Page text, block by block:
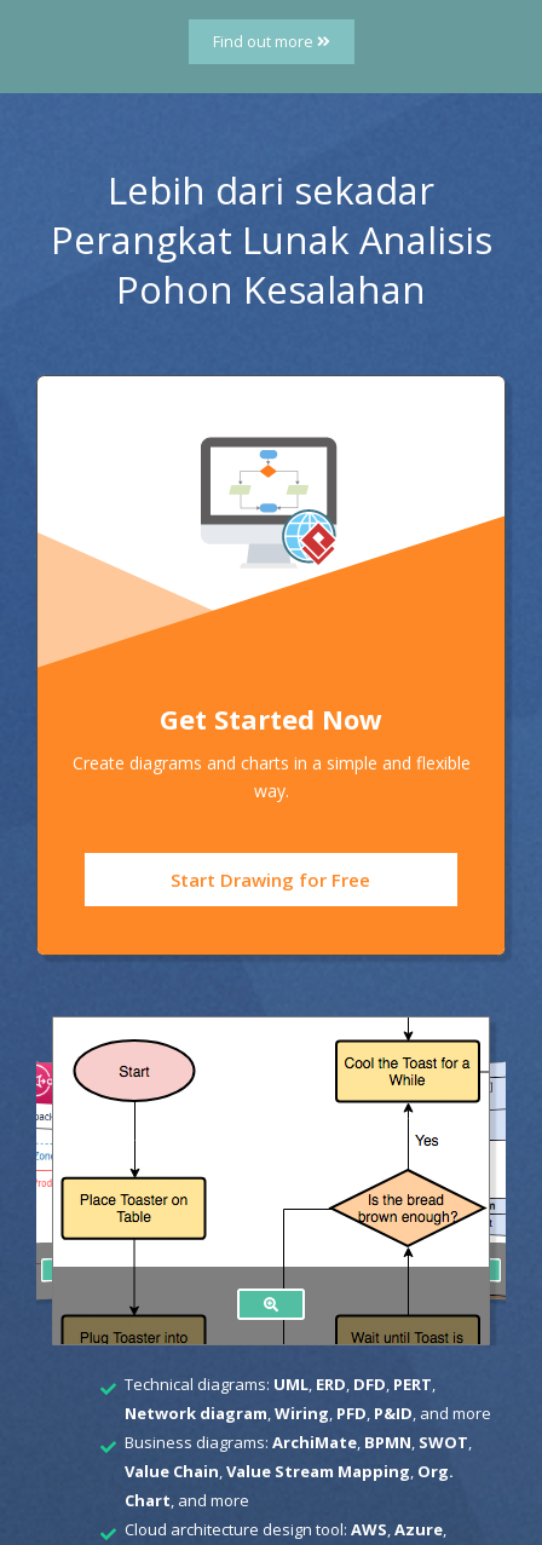
Find out more
Lebih dari sekadar
Perangkat Lunak Analisis
Pohon Kesalahan
Get Started Now
Create diagrams and charts in a simple and flexible
way.
Start Drawing for Free
Technical diagrams: UML, ERD DFD PERT
Network diagram Wiring PFD P&ID , and more
Business diagrams: ArchiMate, BPMN SWOT
Value Chain Value Stream Mapping Org.
Chart , and more
Cloud architecture design tool: AWS Azure,